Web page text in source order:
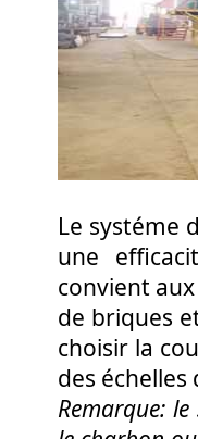
Le systéme
une
convient
de briques
choisir la
des
Remarque: